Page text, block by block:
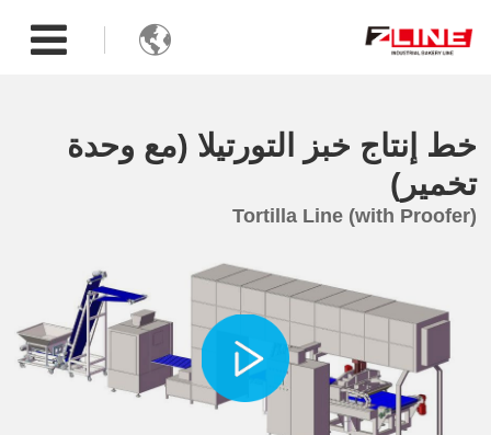

خط إنتاج خبز التورتيلا (مع وحدة
تخمير)
Tortilla Line (with Proofer)